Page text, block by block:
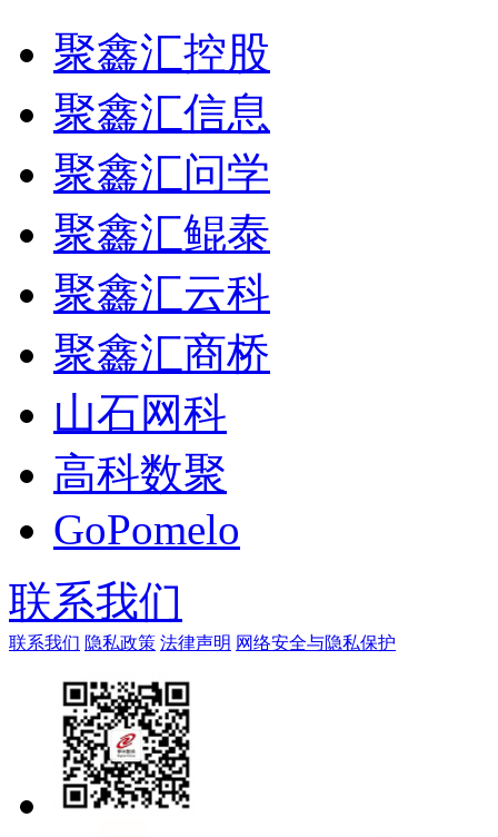
聚鑫汇控股
聚鑫汇信息
聚鑫汇问学
聚鑫汇鲲泰
聚鑫汇云科
聚鑫汇商桥
山石网科
高科数聚
GoPomelo
联系我们
联系我们 隐私政策 法律声明 网络安全与隐私保护